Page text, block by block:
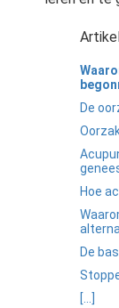
De
Hoe
De
[...]